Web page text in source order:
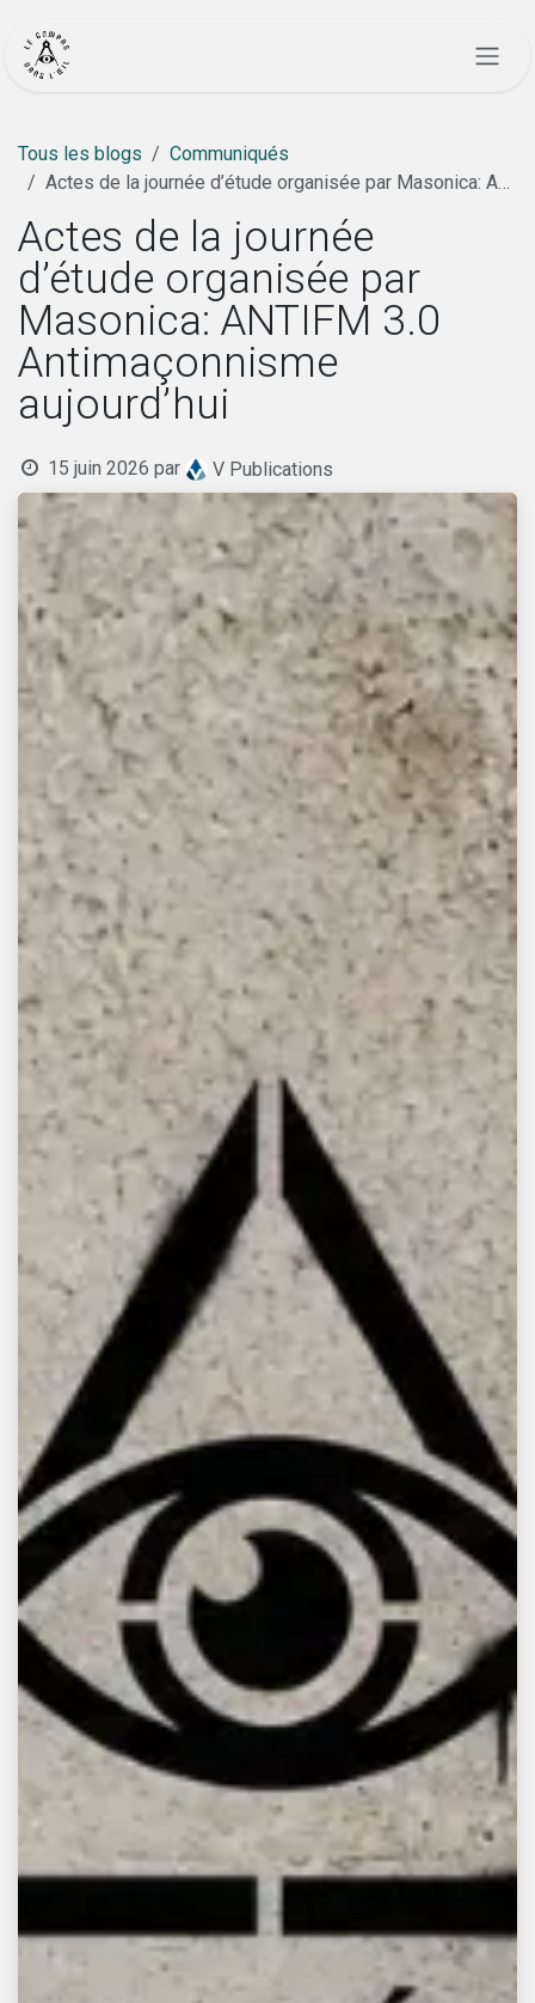
Tous les blogs
Communiqués
Actes de la journée d’étude organisée par Masonica: ANTIFM 3.0 Antimaçonnisme aujourd’hui
Actes de la journée
d’étude organisée par
Masonica: ANTIFM 3.0
Antimaçonnisme
aujourd’hui
15 juin 2026 par V Publications